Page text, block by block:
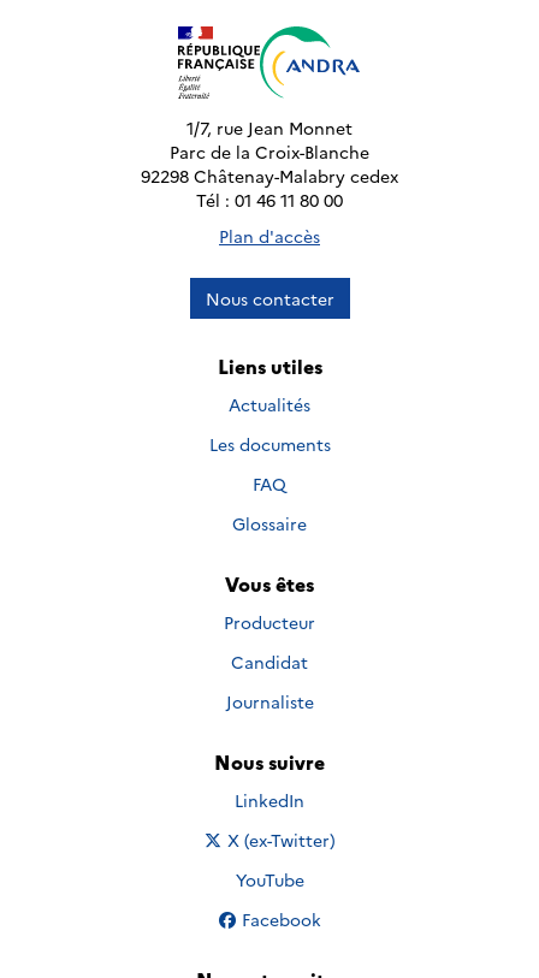
1/7, rue Jean Monnet
Parc de la Croix-Blanche
92298 Châtenay-Malabry cedex
Tél : 01 46 11 80 00
Plan d'accès
Nous contacter
Liens utiles
Actualités
Les documents
FAQ
Glossaire
Vous êtes
Producteur
Candidat
Journaliste
Nous suivre
Nous suivre sur
LinkedIn
Nous suivre sur
X (ex-Twitter)
Nous suivre sur
YouTube
Nous suivre sur
Facebook